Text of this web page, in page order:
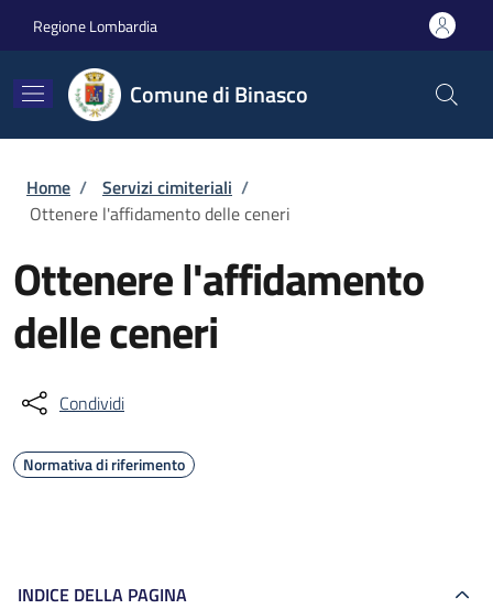
Regione Lombardia
Comune di Binasco
Briciole di pane
Home / Servizi cimiteriali /
Ottenere l'affidamento delle ceneri
Ottenere l'affidamento
delle ceneri
Condividi
Normativa di riferimento
INDICE DELLA PAGINA